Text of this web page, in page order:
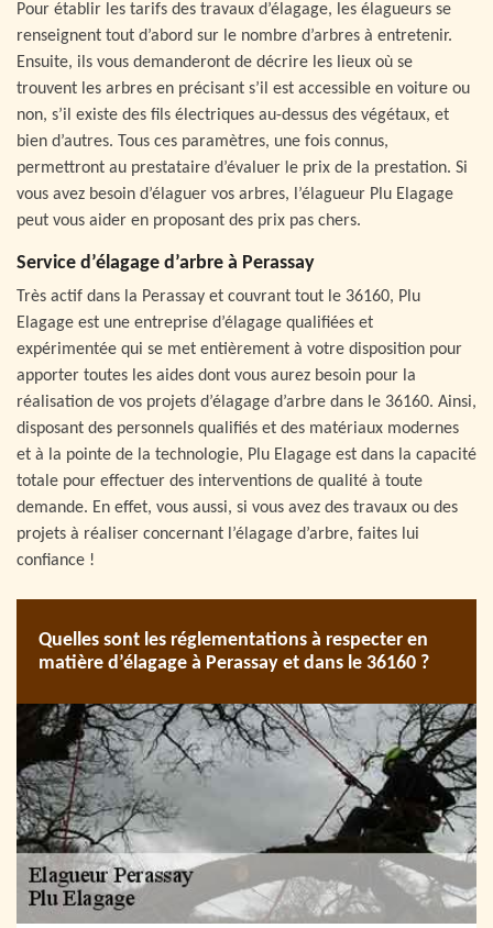
Pour établir les tarifs des travaux d’élagage, les élagueurs se
renseignent tout d’abord sur le nombre d’arbres à entretenir.
Ensuite, ils vous demanderont de décrire les lieux où se
trouvent les arbres en précisant s’il est accessible en voiture ou
non, s’il existe des fils électriques au-dessus des végétaux, et
bien d’autres. Tous ces paramètres, une fois connus,
permettront au prestataire d’évaluer le prix de la prestation. Si
vous avez besoin d’élaguer vos arbres, l’élagueur Plu Elagage
peut vous aider en proposant des prix pas chers.
Service d’élagage d’arbre à Perassay
Très actif dans la Perassay et couvrant tout le 36160, Plu
Elagage est une entreprise d’élagage qualifiées et
expérimentée qui se met entièrement à votre disposition pour
apporter toutes les aides dont vous aurez besoin pour la
réalisation de vos projets d’élagage d’arbre dans le 36160. Ainsi,
disposant des personnels qualifiés et des matériaux modernes
et à la pointe de la technologie, Plu Elagage est dans la capacité
totale pour effectuer des interventions de qualité à toute
demande. En effet, vous aussi, si vous avez des travaux ou des
projets à réaliser concernant l’élagage d’arbre, faites lui
confiance !
Quelles sont les réglementations à respecter en
matière d’élagage à Perassay et dans le 36160 ?